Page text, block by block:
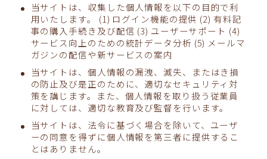
当サイトは、収集した個人情報を以下の目的で利
用いたします。 (1) ログイン機能の提供 (2) 有料記
事の購入手続き及び配信 (3) ユーザーサポート (4)
サービス向上のための統計データ分析 (5) メールマ
ガジンの配信や新サービスの案内
当サイトは、個人情報の漏洩、滅失、またはき損
の防止及び是正のために、適切なセキュリティ対
策を講じます。また、個人情報を取り扱う従業員
に対しては、適切な教育及び監督を行います。
当サイトは、法令に基づく場合を除いて、ユーザ
ーの同意を得ずに個人情報を第三者に提供するこ
とはありません。